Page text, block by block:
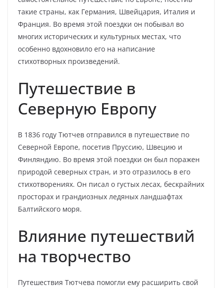
такие страны, как Германия, Швейцария, Италия и
Франция. Во время этой поездки он побывал во
многих исторических и культурных местах, что
особенно вдохновило его на написание
стихотворных произведений.
Путешествие в
Северную Европу
В 1836 году Тютчев отправился в путешествие по
Северной Европе, посетив Пруссию, Швецию и
Финляндию. Во время этой поездки он был поражен
природой северных стран, и это отразилось в его
стихотворениях. Он писал о густых лесах, бескрайних
просторах и грандиозных ледяных ландшафтах
Балтийского моря.
Влияние путешествий
на творчество
Путешествия Тютчева помогли ему расширить свой